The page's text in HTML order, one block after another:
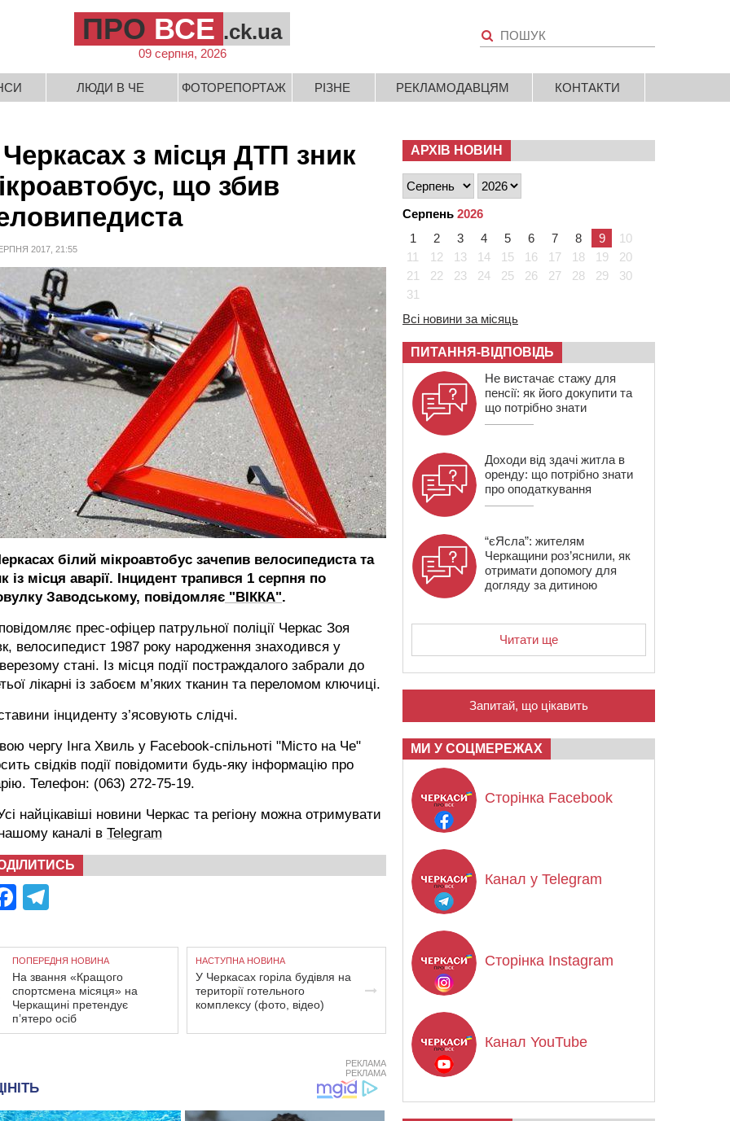
ПРО ВСЕ .ck.ua
09 серпня, 2026
ЛЮДИ В ЧЕ ФОТОРЕПОРТАЖ РІЗНЕ РЕКЛАМОДАВЦЯМ КОНТАКТИ
з місця ДТП зник
що збив
2017, 21:55
білий мікроавтобус зачепив велосипедиста та
із місця аварії. Інцидент трапився 1 серпня по
Заводському, повідомляє "ВІККА".
прес-офіцер патрульної поліції Черкас Зоя
велосипедист 1987 року народження знаходився у
стані. Із місця події постраждалого забрали до
лікарні із забоєм м’яких тканин та переломом ключиці.
інциденту з’ясовують слідчі.
чергу Інга Хвиль у Facebook-спільноті "Місто на Че"
свідків події повідомити будь-яку інформацію про
Телефон: (063) 272-75-19.
найцікавіші новини Черкас та регіону можна отримувати
каналі в Telegram
Facebook
ПОПЕРЕДНЯ НОВИНА
На звання «Кращого
спортсмена місяця» на
Черкащині претендує
п’ятеро осіб
НАСТУПНА НОВИНА
У Черкасах горіла будівля на
території готельного
комплексу (фото, відео)
РЕКЛАМА
РЕКЛАМА
АРХІВ НОВИН
Серпень 2026
1
2 3 4 5 6 7 8 9
10
11
12 13 14 15 16 17 18 19
20
21
22 23 24 25 26 27 28 29
30
31
Всі новини за місяць
ПИТАННЯ-ВІДПОВІДЬ
Не вистачає стажу для
пенсії: як його докупити та
що потрібно знати
Доходи від здачі житла в
оренду: що потрібно знати
про оподаткування
“єЯсла”: жителям
Черкащини роз’яснили, як
отримати допомогу для
догляду за дитиною
Читати ще
Запитай, що цікавить
МИ У СОЦМЕРЕЖАХ
Сторінка Facebook
Канал у Telegram
Сторінка Instagram
Канал YouTube